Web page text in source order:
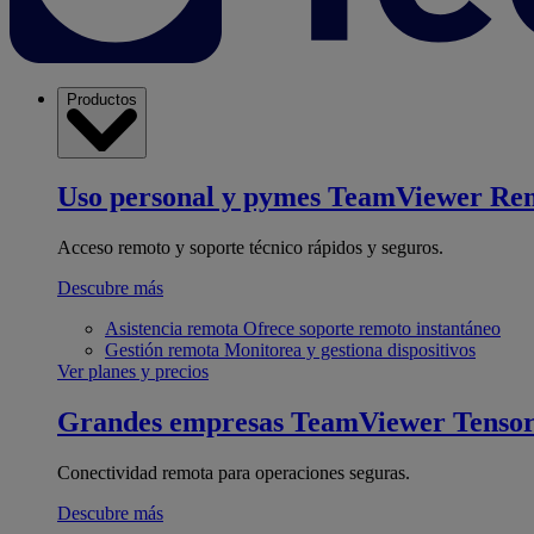
Productos
Uso personal y pymes TeamViewer
Acceso remoto y soporte técnico rápidos y seguros.
Descubre más
Asistencia remota Ofrece soporte remoto instantáneo
Gestión remota Monitorea y gestiona dispositivos
Ver planes y precios
Grandes empresas TeamViewer Tensor
Conectividad remota para operaciones seguras.
Descubre más